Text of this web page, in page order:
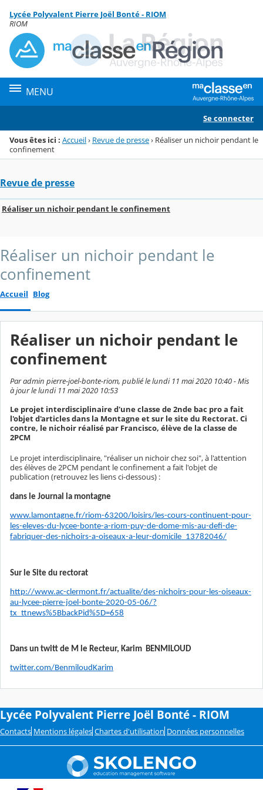
Menu de la rubrique
Contenu
Lycée Polyvalent Pierre Joël Bonté - RIOM
RIOM
MENU
Se connecter
Vous êtes ici : Accueil› Revue de presse› Réaliser un nichoir pendant le
confinement
Revue de presse
Réaliser un nichoir pendant le confinement
Réaliser un nichoir pendant le
confinement
Accueil Blog
Réaliser un nichoir pendant le
confinement
Par admin pierre-joel-bonte-riom, publié le lundi 11 mai 2020 10:40 - Mis
à jour le lundi 11 mai 2020 10:53
Le projet interdisciplinaire d'une classe de 2nde bac pro a fait
l'objet d'articles dans la Montagne et sur le site du Rectorat. Ci
contre, le nichoir réalisé par Francisco, élève de la classe de
2PCM
Le projet interdisciplinaire, "réaliser un nichoir chez soi", à l'attention
des élèves de 2PCM pendant le confinement a fait l'objet de
publication (retrouvez les liens ci-dessous) :
dans le Journal la montagne
www.lamontagne.fr/riom-63200/loisirs/les-cours-continuent-pour-
les-eleves-du-lycee-bonte-a-riom-puy-de-dome-mis-au-defi-de-
fabriquer-des-nichoirs-a-oiseaux-a-leur-domicile_13782046/
Sur le Site du rectorat
http://www.ac-clermont.fr/actualite/des-nichoirs-pour-les-oiseaux-
au-lycee-pierre-joel-bonte-2020-05-06/?
tx_ttnews%5BbackPid%5D=658
Dans un twitt de M le Recteur, Karim BENMILOUD
twitter.com/BenmiloudKarim
Lycée Polyvalent Pierre Joël Bonté - RIOM
Contacts Mentions légales Chartes d'utilisation Données personnelles